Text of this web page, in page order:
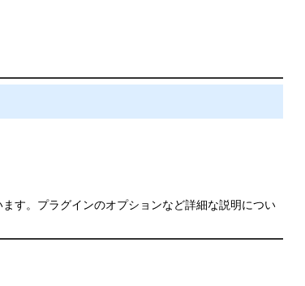
す。プラグインのオプションなど詳細な説明につい